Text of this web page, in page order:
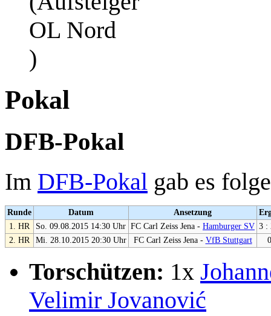
OL Nord
)
Pokal
DFB-Pokal
Im DFB-Pokal gab es
Runde Datum Ansetzung
1. HR
So. 09.08.2015 14:30 Uhr FC Carl Zeiss Jena - Hamburger SV 3 :
2. HR
Mi. 28.10.2015 20:30 Uhr FC Carl Zeiss Jena - VfB Stuttgart
Torschützen: 1x
Velimir Jovanović